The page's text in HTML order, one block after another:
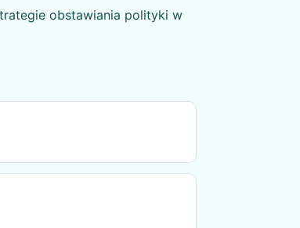
obstawiania polityki w